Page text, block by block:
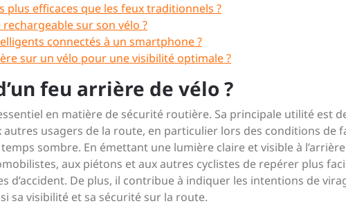
plus efficaces que les feux traditionnels ?
sur son vélo ?
connectés à un smartphone ?
sur un vélo pour une visibilité optimale ?
feu arrière de vélo ?
en matière de sécurité routière. Sa principale utilité est
autres usagers de la route, en particulier lors des conditions de
sombre. En émettant une lumière claire et visible à
aux piétons et aux autres cyclistes de repérer plus
d’accident. De plus, il contribue à indiquer les intentions de
sa visibilité et sa sécurité sur la route.